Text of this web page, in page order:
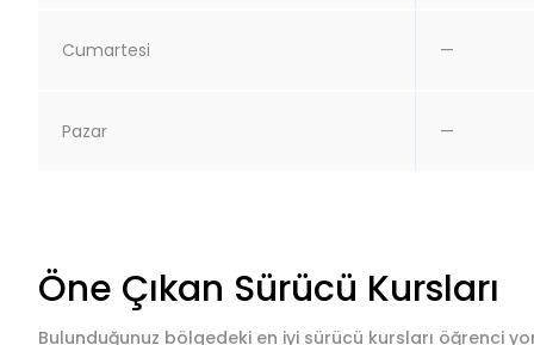
Cumartesi —
Pazar —
Öne Çıkan Sürücü Kursları
Bulunduğunuz bölgedeki en iyi sürücü kursları öğrenci